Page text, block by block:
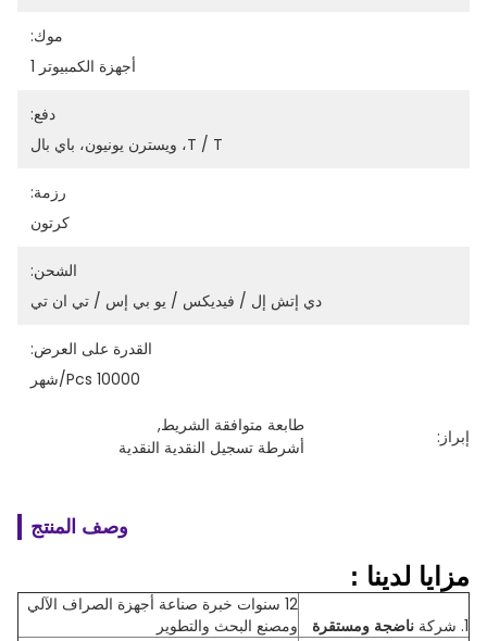
موك:
أجهزة الكمبيوتر 1
دفع:
T / T، ويسترن يونيون، باي بال
رزمة:
كرتون
الشحن:
دي إتش إل / فيديكس / يو بي إس / تي ان تي
القدرة على العرض:
10000 Pcs/شهر
إبراز:
طابعة متوافقة الشريط,
أشرطة تسجيل النقدية النقدية
وصف المنتج
مزايا لدينا :
1. شركة ناضجة ومستقرة
12 سنوات خبرة صناعة أجهزة الصراف الآلي
ومصنع البحث والتطوير